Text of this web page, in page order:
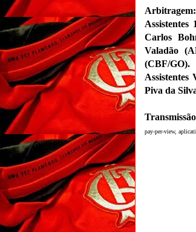
Carlos
Valadão
(CBF/GO).
Piva da
pay-per-view,